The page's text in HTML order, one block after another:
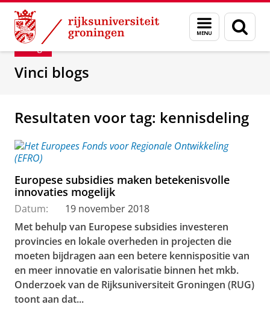
Skip
Content
Skip
Navigation
Menu
en
zoeken
Department of Innovation Management &
Blog
Vinci blogs
Resultaten voor tag: kennisdeling
Europese subsidies maken betekenisvolle
innovaties mogelijk
Datum:
19 november 2018
Met behulp van Europese subsidies investeren
provincies en lokale overheden in projecten die
moeten bijdragen aan een betere kennispositie van
en meer innovatie en valorisatie binnen het mkb.
Onderzoek van de Rijksuniversiteit Groningen (RUG)
toont aan dat...